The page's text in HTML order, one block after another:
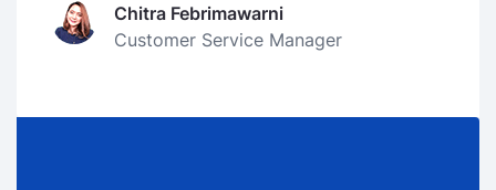
Chitra Febrimawarni
Customer Service Manager